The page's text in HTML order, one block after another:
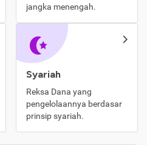
jangka menengah.
Syariah
Reksa Dana yang
pengelolaannya berdasar
prinsip syariah.